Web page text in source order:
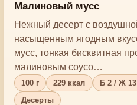
Малиновый мусс
Нежный десерт с
насыщенным ягодным
мусс, тонкая бисквитная
малиновым соусо…
100 г 229 ккал
Б 2 / Ж
Десерты